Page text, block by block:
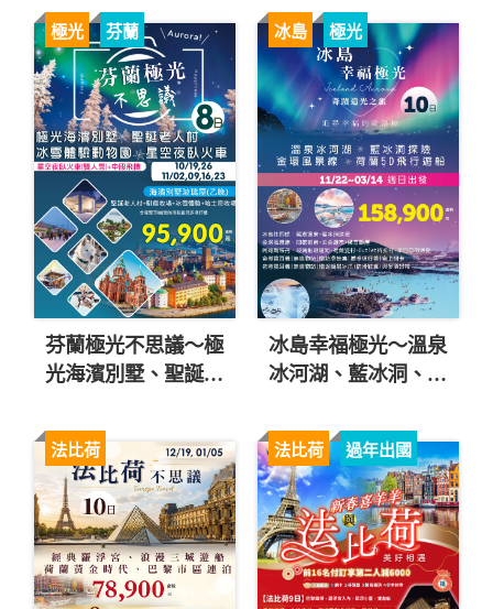
堡巨石陣10日 直售
134,900起 💎
輪14日 直售134,900
起 💎
極光 芬蘭
芬蘭極光不思議～極
光海濱別墅、聖誕老
園八日 直售95,900
起 💎
冰島 極光
冰島幸福極光～溫泉
冰河湖、藍冰洞、荷
直售158,900起 💎
法比荷 法比荷 過年出國